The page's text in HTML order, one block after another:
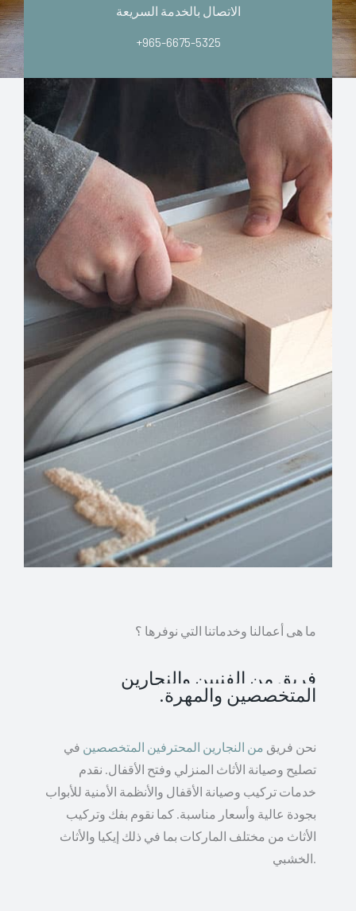
الاتصال بالخدمة السريعة
+965-6675-5325
ما هى أعمالنا وخدماتنا التي نوفرها ؟
فريق من الفنيين والنجارين
المتخصصين والمهرة.
نحن فريق من النجارين المحترفين المتخصصين في
تصليح وصيانة الأثاث المنزلي وفتح الأقفال. نقدم
خدمات تركيب وصيانة الأقفال والأنظمة الأمنية للأبواب
بجودة عالية وأسعار مناسبة. كما نقوم بفك وتركيب
الأثاث من مختلف الماركات بما في ذلك إيكيا والأثاث
الخشبي.